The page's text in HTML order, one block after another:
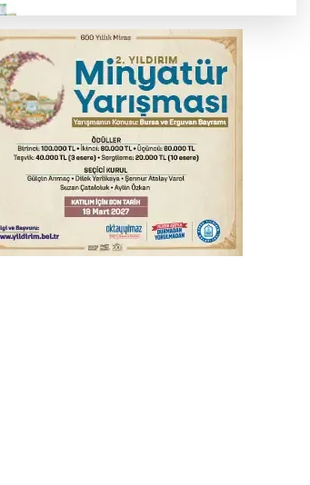
yansıyacak mı?
YENİ Parti Genel Başkanı Özel'den
Çerçeve Yasa yorumu
Serbest piyasada döviz fiyatları
Serbest piyasada altın fiyatları...